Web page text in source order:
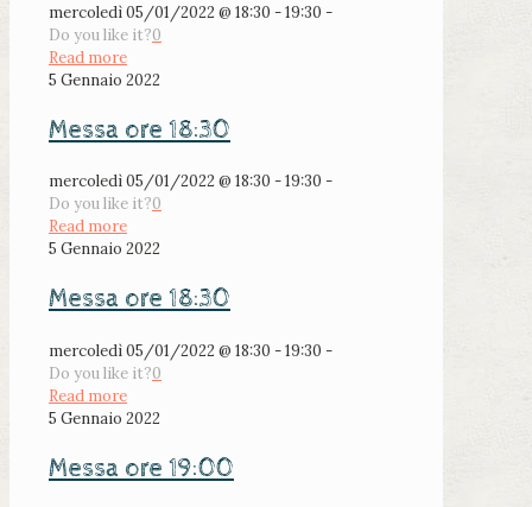
mercoledì 05/01/2022 @ 18:30 - 19:30 -
Do you like it?0
Read more
5 Gennaio 2022
Messa ore 18:30
mercoledì 05/01/2022 @ 18:30 - 19:30 -
Do you like it?0
Read more
5 Gennaio 2022
Messa ore 18:30
mercoledì 05/01/2022 @ 18:30 - 19:30 -
Do you like it?0
Read more
5 Gennaio 2022
Messa ore 19:00